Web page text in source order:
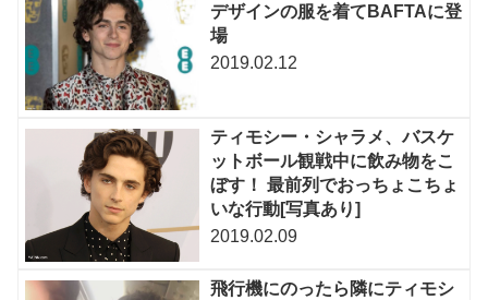
デザインの服を着てBAFTAに登
場
2019.02.12
ティモシー・シャラメ、バスケ
ットボール観戦中に飲み物をこ
ぼす！ 最前列でおっちょこちょ
いな行動[写真あり]
2019.02.09
飛行機にのったら隣にティモシ